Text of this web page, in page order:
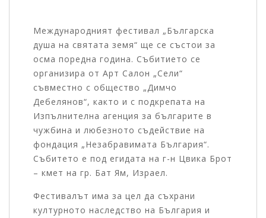
Международният фестивал „Българска
душа на святата земя“ ще се състои за
осма поредна година. Събитието се
организира от Арт Салон „Сели“
съвместно с общество „Димчо
Дебелянов“, както и с подкрепата на
Изпълнителна агенция за българите в
чужбина и любезното съдействие на
фондация „Незабравимата България“.
Събитето е под егидата на г-н Цвика Брот
– кмет на гр. Бат Ям, Израел.
Фестивалът има за цел да съхрани
културното наследство на България и